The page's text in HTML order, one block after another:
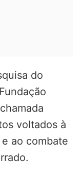
do
voltados à
ao combate